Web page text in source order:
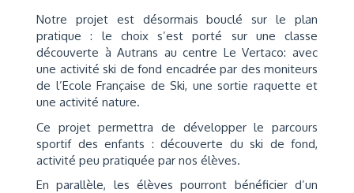
Notre projet est désormais bouclé sur le plan
pratique : le choix s’est porté sur une classe
découverte à Autrans au centre Le Vertaco: avec
une activité ski de fond encadrée par des moniteurs
de l’Ecole Française de Ski, une sortie raquette et
une activité nature.
Ce projet permettra de développer le parcours
sportif des enfants : découverte du ski de fond,
activité peu pratiquée par nos élèves.
En parallèle, les élèves pourront bénéficier d’un